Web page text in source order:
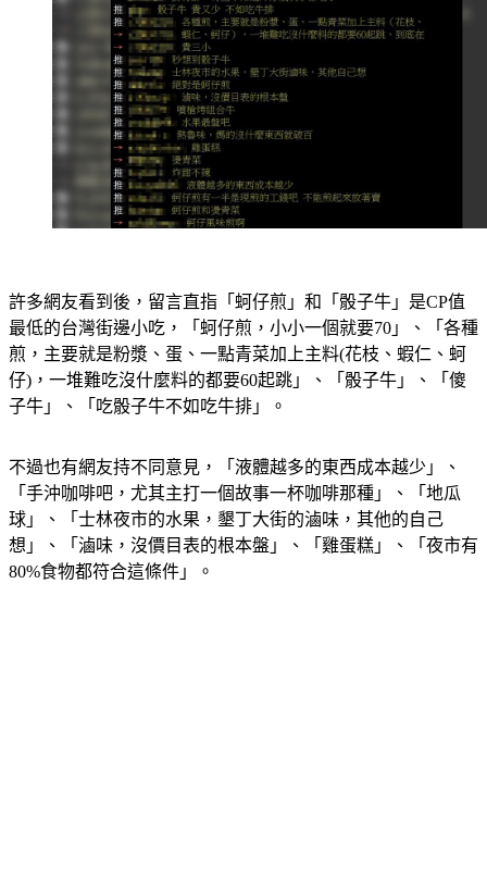
許多網友看到後，留言直指「蚵仔煎」和「骰子牛」是CP值
最低的台灣街邊小吃，「蚵仔煎，小小一個就要70」、「各種
煎，主要就是粉漿、蛋、一點青菜加上主料(花枝、蝦仁、蚵
仔)，一堆難吃沒什麼料的都要60起跳」、「骰子牛」、「傻
子牛」、「吃骰子牛不如吃牛排」。
不過也有網友持不同意見，「液體越多的東西成本越少」、
「手沖咖啡吧，尤其主打一個故事一杯咖啡那種」、「地瓜
球」、「士林夜市的水果，墾丁大街的滷味，其他的自己
想」、「滷味，沒價目表的根本盤」、「雞蛋糕」、「夜市有
80%食物都符合這條件」。